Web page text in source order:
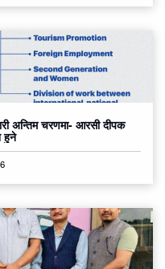
अन्तिम चरणमा- आरसी दीपक
हुने